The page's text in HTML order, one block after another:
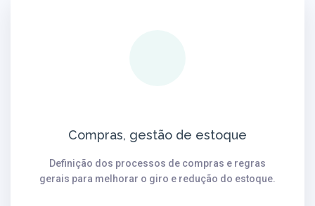
Compras, gestão de estoque
Definição dos processos de compras e regras
gerais para melhorar o giro e redução do estoque.